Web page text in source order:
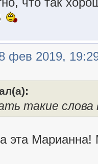
фев 2019,
такие слова
эта Марианна!